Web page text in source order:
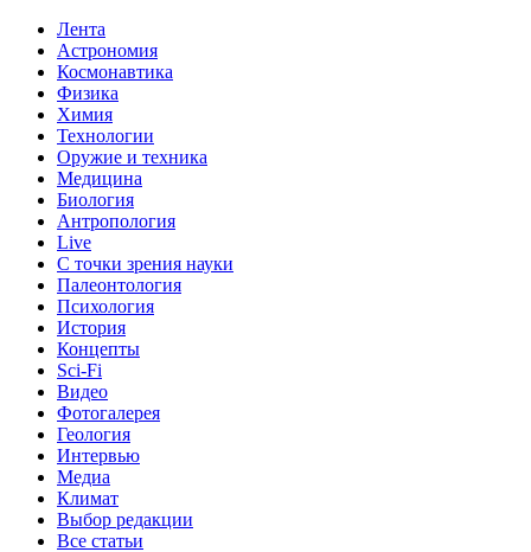
Лента
Астрономия
Космонавтика
Физика
Химия
Технологии
Оружие и техника
Медицина
Биология
Антропология
Live
С точки зрения науки
Палеонтология
Психология
История
Концепты
Sci-Fi
Видео
Фотогалерея
Геология
Интервью
Медиа
Климат
Выбор редакции
Все статьи